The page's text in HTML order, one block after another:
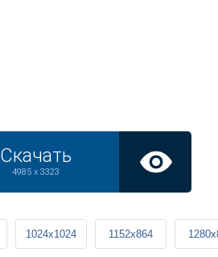
Скачать
4985 x 3323
1024x1024 1152x864